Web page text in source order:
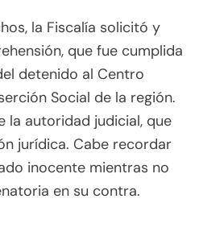
la Fiscalía solicitó y
que fue cumplida
detenido al Centro
Social de la región.
la autoridad judicial, que
jurídica. Cabe recordar
inocente mientras no
en su contra.